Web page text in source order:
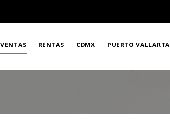
VENTAS RENTAS CDMX PUERTO VALLARTA